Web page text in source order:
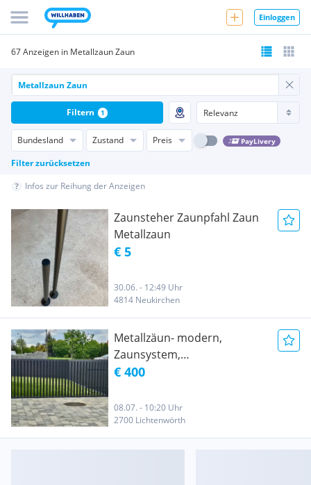
Einloggen
67 Anzeigen in Metallzaun Zaun
Bundesland Zustand Preis PayLivery
Filter zurücksetzen
Filtern 1
Infos zur Reihung der Anzeigen
Zaunsteher Zaunpfahl Zaun
Metallzaun
€ 5
30.06. - 12:49 Uhr
4814 Neukirchen
Metallzäun- modern,
Zaunsystem,
Doppelstabmattenzaun,
€ 400
08.07. - 10:20 Uhr
2700 Lichtenwörth